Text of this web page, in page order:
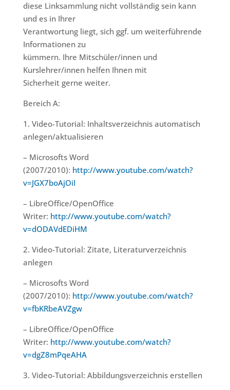
diese Linksammlung nicht vollständig sein kann
und es in Ihrer
Verantwortung liegt, sich ggf. um weiterführende
Informationen zu
kümmern. Ihre Mitschüler/innen und
Kurslehrer/innen helfen Ihnen mit
Sicherheit gerne weiter.
Bereich A:
1. Video-Tutorial: Inhaltsverzeichnis automatisch
anlegen/aktualisieren
– Microsofts Word
(2007/2010): http://www.youtube.com/watch?
v=JGX7boAjOiI
– LibreOffice/OpenOffice
Writer: http://www.youtube.com/watch?
v=dODAVdEDiHM
2. Video-Tutorial: Zitate, Literaturverzeichnis
anlegen
– Microsofts Word
(2007/2010): http://www.youtube.com/watch?
v=fbKRbeAVZgw
– LibreOffice/OpenOffice
Writer: http://www.youtube.com/watch?
v=dgZ8mPqeAHA
3. Video-Tutorial: Abbildungsverzeichnis erstellen